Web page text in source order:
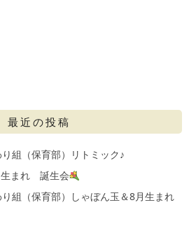
最近の投稿
組（保育部）リトミック♪
生まれ 誕生会
組（保育部）しゃぼん玉＆8月生まれ